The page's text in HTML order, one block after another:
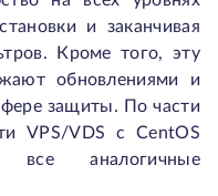
и заканчивая
Кроме того, эту
обновлениями и
защиты. По части
VPS/VDS с CentOS
все аналогичные